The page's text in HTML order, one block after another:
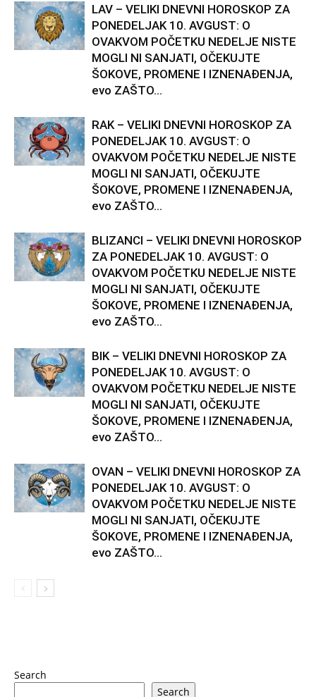
LAV – VELIKI DNEVNI HOROSKOP ZA
PONEDELJAK 10. AVGUST: O
OVAKVOM POČETKU NEDELJE NISTE
MOGLI NI SANJATI, OČEKUJTE
ŠOKOVE, PROMENE I IZNENAĐENJA,
evo ZAŠTO...
RAK – VELIKI DNEVNI HOROSKOP ZA
PONEDELJAK 10. AVGUST: O
OVAKVOM POČETKU NEDELJE NISTE
MOGLI NI SANJATI, OČEKUJTE
ŠOKOVE, PROMENE I IZNENAĐENJA,
evo ZAŠTO...
BLIZANCI – VELIKI DNEVNI HOROSKOP
ZA PONEDELJAK 10. AVGUST: O
OVAKVOM POČETKU NEDELJE NISTE
MOGLI NI SANJATI, OČEKUJTE
ŠOKOVE, PROMENE I IZNENAĐENJA,
evo ZAŠTO...
BIK – VELIKI DNEVNI HOROSKOP ZA
PONEDELJAK 10. AVGUST: O
OVAKVOM POČETKU NEDELJE NISTE
MOGLI NI SANJATI, OČEKUJTE
ŠOKOVE, PROMENE I IZNENAĐENJA,
evo ZAŠTO...
OVAN – VELIKI DNEVNI HOROSKOP ZA
PONEDELJAK 10. AVGUST: O
OVAKVOM POČETKU NEDELJE NISTE
MOGLI NI SANJATI, OČEKUJTE
ŠOKOVE, PROMENE I IZNENAĐENJA,
evo ZAŠTO...
Search
Search